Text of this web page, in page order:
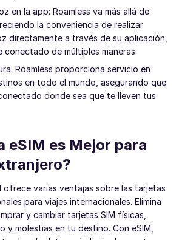
en la app: Roamless va más allá de
la conveniencia de realizar
directamente a través de su aplicación,
conectado de múltiples maneras.
Roamless proporciona servicio en
en todo el mundo, asegurando que
donde sea que te lleven tus
eSIM es Mejor para
ofrece varias ventajas sobre las tarjetas
para viajes internacionales. Elimina
y cambiar tarjetas SIM físicas,
y molestias en tu destino. Con eSIM,